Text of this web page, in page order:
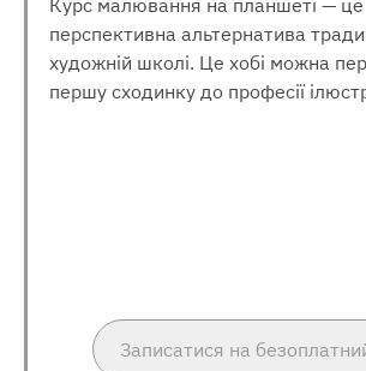
Курс малювання на планшеті — це
перспективна альтернатива
художній школі. Це хобі можна
першу сходинку до професії
Записатися на